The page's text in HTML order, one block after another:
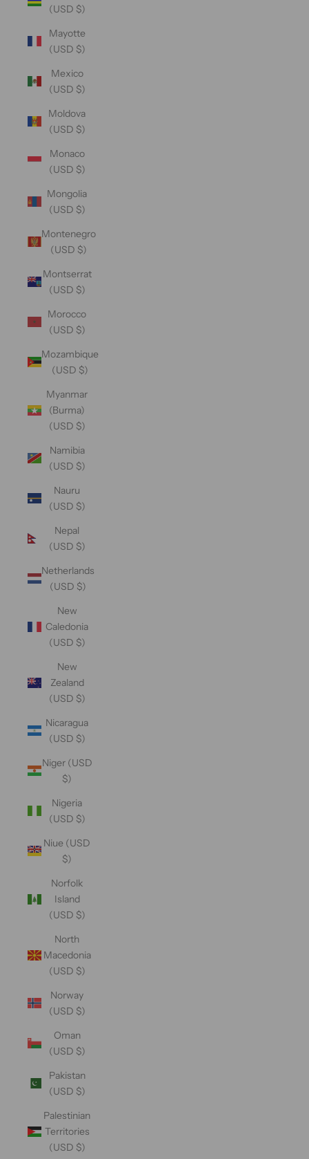
(USD $)
Mayotte
(USD $)
Mexico
(USD $)
Moldova
(USD $)
Monaco
(USD $)
Mongolia
(USD $)
Montenegro
(USD $)
Montserrat
(USD $)
Morocco
(USD $)
Mozambique
(USD $)
Myanmar
(Burma)
(USD $)
Namibia
(USD $)
Nauru
(USD $)
Nepal
(USD $)
Netherlands
(USD $)
New
Caledonia
(USD $)
New
Zealand
(USD $)
Nicaragua
(USD $)
Niger (USD
$)
Nigeria
(USD $)
Niue (USD
$)
Norfolk
Island
(USD $)
North
Macedonia
(USD $)
Norway
(USD $)
Oman
(USD $)
Pakistan
(USD $)
Palestinian
Territories
(USD $)